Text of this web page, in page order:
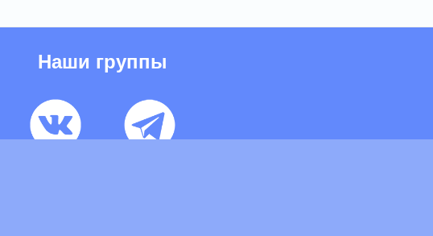
Наши группы